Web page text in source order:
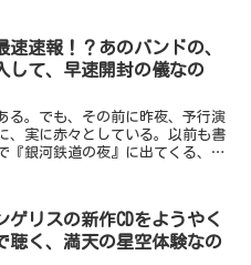
速速報！？あのバンドの、
して、早速開封の儀なの
る。でも、その前に昨夜、予行演
、実に赤々としている。以前も書
『銀河鉄道の夜』に出てくる、さ
ゲリスの新作CDをようやく
聴く、満天の星空体験なの